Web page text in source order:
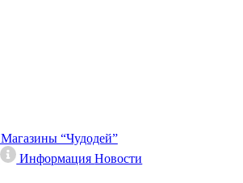
Магазины “Чудодей”
ИнформацияНовости